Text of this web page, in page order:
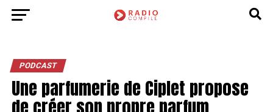
PODCAST
Une parfumerie de Ciplet propose